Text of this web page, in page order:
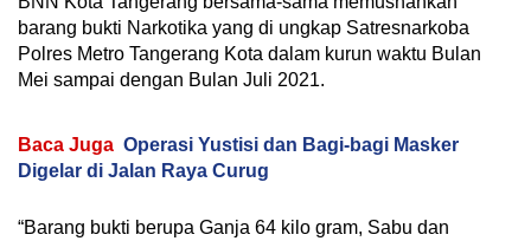
barang bukti Narkotika yang di ungkap Satresnarkoba
Polres Metro Tangerang Kota dalam kurun waktu Bulan
Mei sampai dengan Bulan Juli 2021.
Baca Juga Operasi Yustisi dan Bagi-bagi Masker
Digelar di Jalan Raya Curug
“Barang bukti berupa Ganja 64 kilo gram, Sabu dan